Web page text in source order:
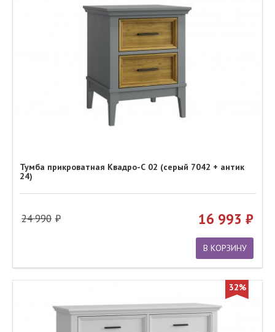
Тумба прикроватная Квадро-С 02 (серый 7042 + антик
24)
24 990 16 993
В КОРЗИНУ
32%